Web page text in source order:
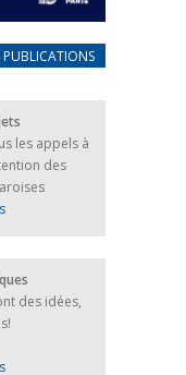
PUBLICATIONS
les appels à
des
des idées,